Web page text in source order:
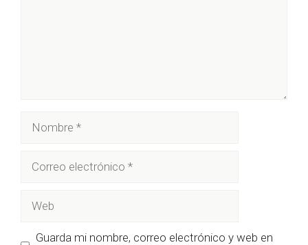
electrónico
Guarda mi nombre, correo electrónico y web en